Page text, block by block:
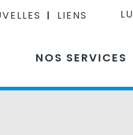
LIENS LU
NOS SERVICES